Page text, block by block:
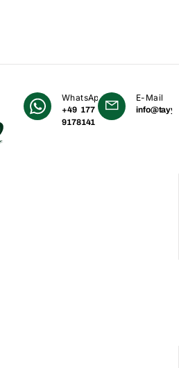
WhatsApp
+49 177
9178141
E-Mail